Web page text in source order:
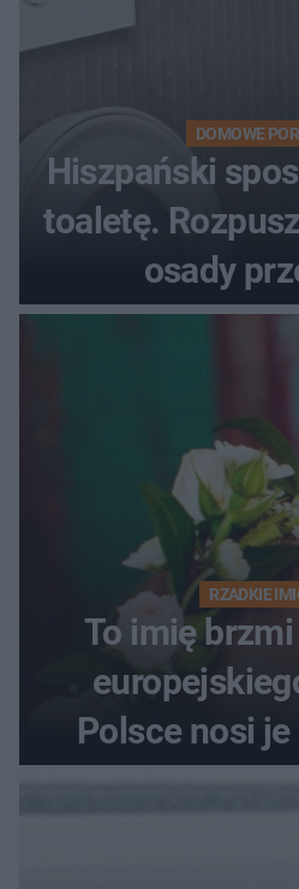
DOMOWE
Hiszpański
toaletę.
osady
RZADKIE
To imię
Polsce nosi